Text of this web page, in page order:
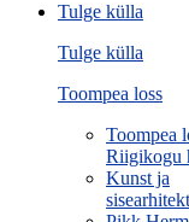
Tulge külla
Tulge külla
Toompea loss
Toompea
Riigikogu
Kunst ja